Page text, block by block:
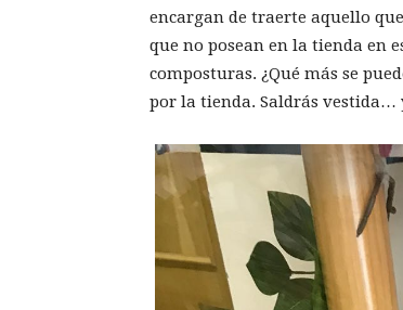
encargan de traerte aquello
que no posean en la tienda en
composturas. ¿Qué más se
por la tienda. Saldrás vestida…